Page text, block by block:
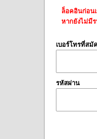
ล็อคอินก่อน
หากยังไม่มี
เบอร์โทรที่สมั
รหัสผ่าน